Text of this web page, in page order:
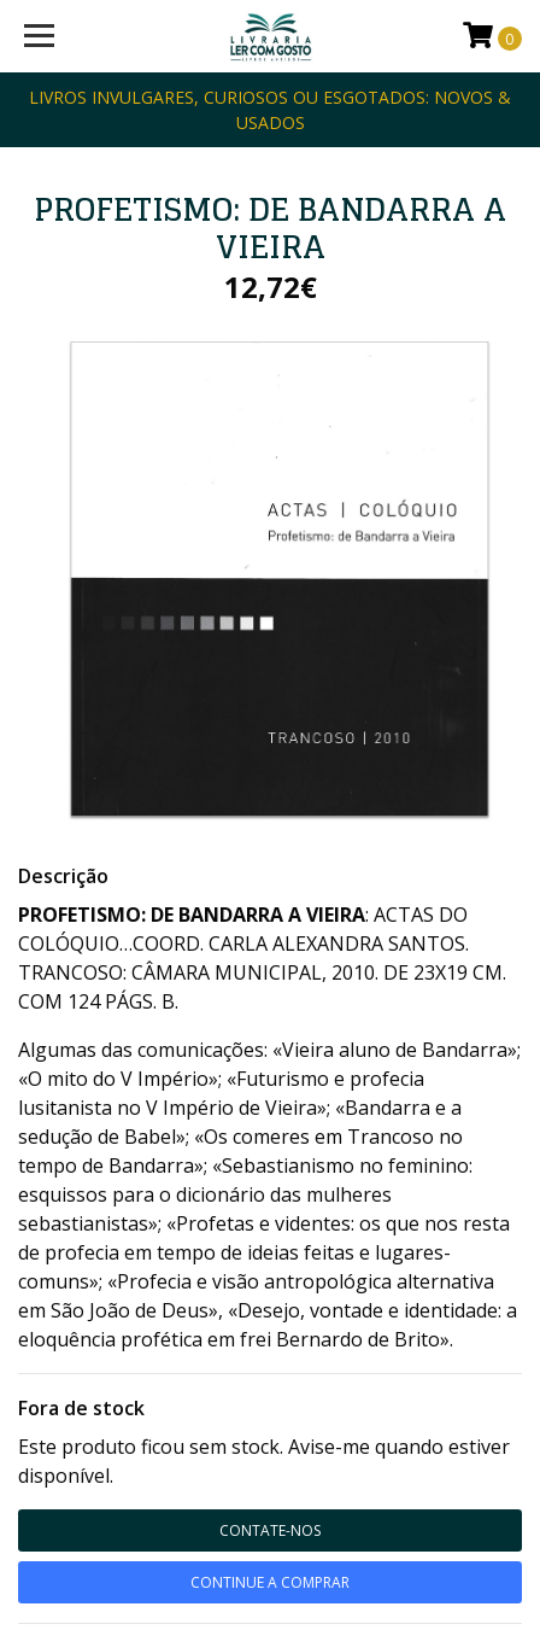
LIVROS INVULGARES, CURIOSOS OU ESGOTADOS: NOVOS &
USADOS
0
PROFETISMO: DE BANDARRA A
VIEIRA
12,72€
Descrição
PROFETISMO: DE BANDARRA A VIEIRA: ACTAS DO
COLÓQUIO…COORD. CARLA ALEXANDRA SANTOS.
TRANCOSO: CÂMARA MUNICIPAL, 2010. DE 23X19 CM.
COM 124 PÁGS. B.
Algumas das comunicações: «Vieira aluno de Bandarra»;
«O mito do V Império»; «Futurismo e profecia
lusitanista no V Império de Vieira»; «Bandarra e a
sedução de Babel»; «Os comeres em Trancoso no
tempo de Bandarra»; «Sebastianismo no feminino:
esquissos para o dicionário das mulheres
sebastianistas»; «Profetas e videntes: os que nos resta
de profecia em tempo de ideias feitas e lugares-
comuns»; «Profecia e visão antropológica alternativa
em São João de Deus», «Desejo, vontade e identidade: a
eloquência profética em frei Bernardo de Brito».
Fora de stock
Este produto ficou sem stock. Avise-me quando estiver
disponível.
CONTATE-NOS
CONTINUE A COMPRAR